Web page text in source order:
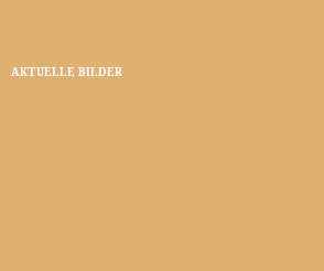
AKTUELLE BILDER